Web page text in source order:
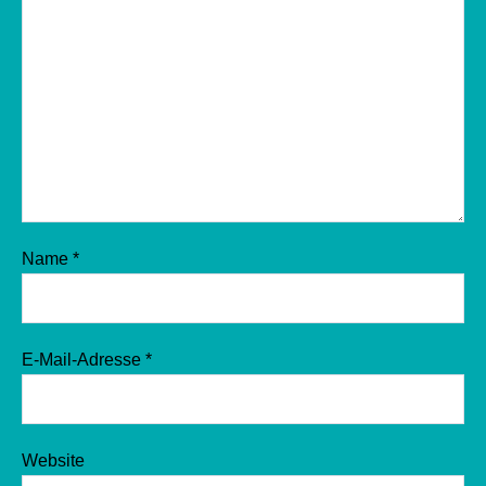
Name *
E-Mail-Adresse *
Website